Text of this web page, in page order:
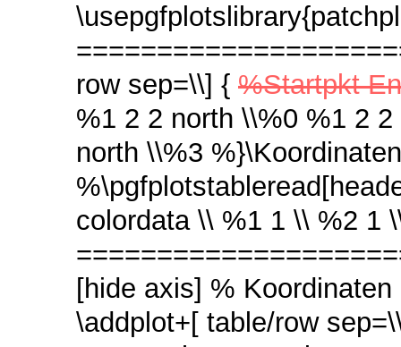
row sep=\\] { %Startpkt
%1 2 2 north \\%0 %1 2
north \\%3
colordata \\ %1 1 \\ %2 1
[hide axis] %
\addplot+[ table/row